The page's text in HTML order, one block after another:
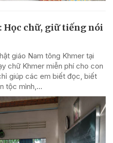
Học chữ, giữ tiếng nói
giáo Nam tông Khmer tại
chữ Khmer miễn phí cho con
giúp các em biết đọc, biết
tộc mình,...